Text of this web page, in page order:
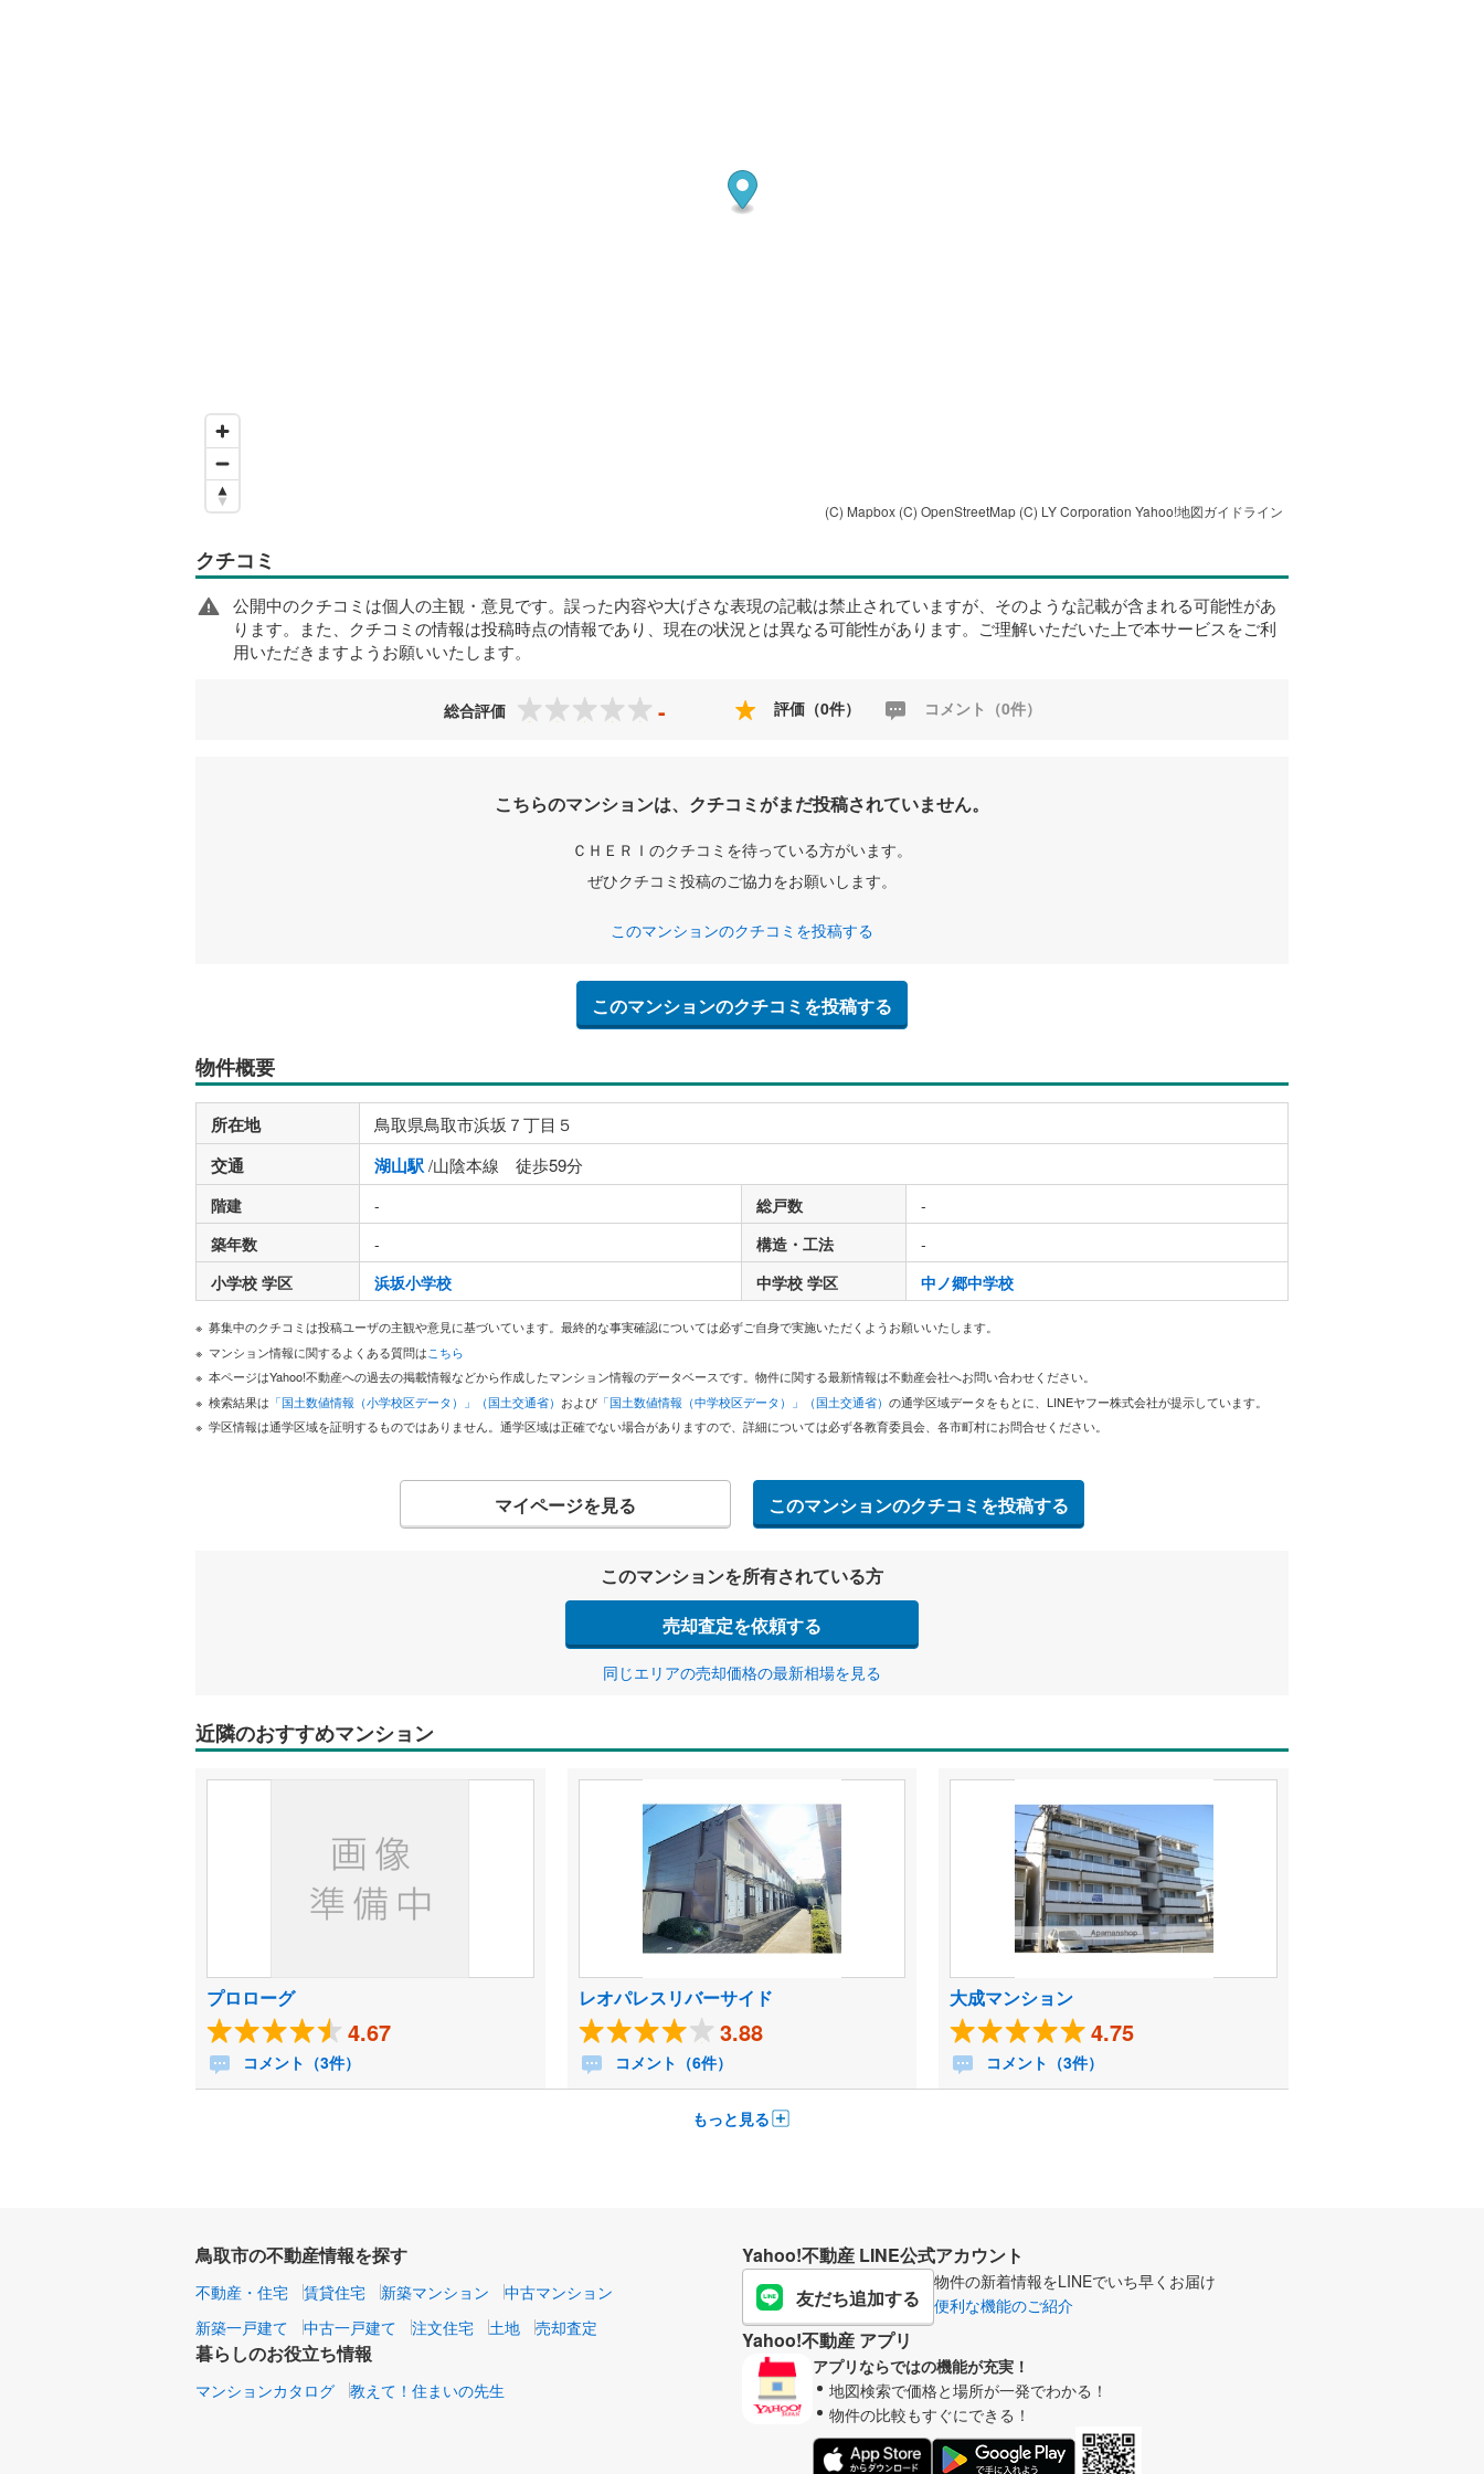
(C) Mapbox (C) OpenStreetMap (C) LY Corporation Yahoo!地図ガイドライン
クチコミ
公開中のクチコミは個人の主観・意見です。誤った内容や大げさな表現の記載は禁止されていますが、そのような記載が含まれる可能性があ
ります。また、クチコミの情報は投稿時点の情報であり、現在の状況とは異なる可能性があります。ご理解いただいた上で本サービスをご利
用いただきますようお願いいたします。
総合評価 - 評価（0件） コメント（0件）
こちらのマンションは、クチコミがまだ投稿されていません。
ＣＨＥＲＩのクチコミを待っている方がいます。
ぜひクチコミ投稿のご協力をお願いします。
このマンションのクチコミを投稿する
このマンションのクチコミを投稿する
物件概要
所在地 鳥取県鳥取市浜坂７丁目５
交通 湖山駅/山陰本線 徒歩59分
階建 - 総戸数
-
築年数
- 構造・工法
-
小学校 学区
浜坂小学校 中学校 学区 中ノ郷中学校
募集中のクチコミは投稿ユーザの主観や意見に基づいています。最終的な事実確認については必ずご自身で実施いただくようお願いいたします。
マンション情報に関するよくある質問はこちら
本ページはYahoo!不動産への過去の掲載情報などから作成したマンション情報のデータベースです。物件に関する最新情報は不動産会社へお問い合わせください。
検索結果は 「国土数値情報（小学校区データ）」（国土交通省） および 「国土数値情報（中学校区データ）」（国土交通省） の通学区域データをもとに、LINEヤフー株式会社が提示しています。
学区情報は通学区域を証明するものではありません。通学区域は正確でない場合がありますので、詳細については必ず各教育委員会、各市町村にお問合せください。
マイページを見る このマンションのクチコミを投稿する
このマンションを所有されている方
売却査定を依頼する
同じエリアの売却価格の最新相場を見る
近隣のおすすめマンション
プロローグ
4.67
コメント（3件）
レオパレスリバーサイド
3.88
コメント（6件）
大成マンション
4.75
コメント（3件）
もっと見る
鳥取市の不動産情報を探す
不動産・住宅 賃貸住宅 新築マンション
中古マンション
新築一戸建て
中古一戸建て 注文住宅 土地 売却査定
暮らしのお役立ち情報
マンションカタログ 教えて！住まいの先生
Yahoo!不動産 LINE公式アカウント
友だち追加する
物件の新着情報をLINEでいち早くお届け
便利な機能のご紹介
Yahoo!不動産 アプリ
アプリならではの機能が充実！
地図検索で価格と場所が一発でわかる！
物件の比較もすぐにできる！